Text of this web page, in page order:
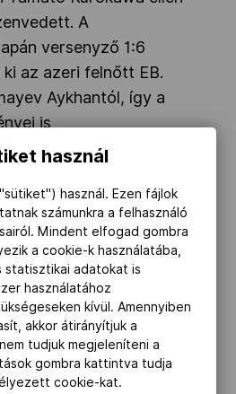
A
versenyző 1:6
az azeri felnőtt EB.
Aykhantól, így a
is
YVES MARTIAL
bajnoka (-67 kg)
a francia Da Costa
legjobb idei eredménye
II. hely. Nagy
versenyző sem
a bírói döntés a
kedvezett. Ekkor még
használ
használ. Ezen fájlok
számunkra a felhasználó
Mindent elfogad gombra
a cookie-k használatába,
statisztikai adatokat is
használatához
kívül. Amennyiben
akkor átirányítjuk a
tudjuk megjeleníteni a
gombra kattintva tudja
cookie-kat.